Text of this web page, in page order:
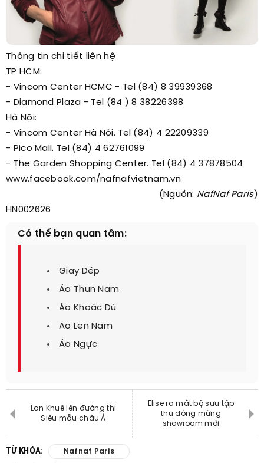
Thông tin chi tiết liên hệ
TP HCM:
- Vincom Center HCMC - Tel (84) 8 39939368
- Diamond Plaza - Tel (84 ) 8 38226398
Hà Nội:
- Vincom Center Hà Nội. Tel (84) 4 22209339
- Pico Mall. Tel (84) 4 62761099
- The Garden Shopping Center. Tel (84) 4 37878504
www.facebook.com/nafnafvietnam.vn
(Nguồn: NafNaf Paris)
HN002626
Có thể bạn quan tâm:
Giay Dép
Áo Thun Nam
Áo Khoác Dù
Ao Len Nam
Áo Ngực
Lan Khuê lên đường thi
Siêu mẫu châu Á
Elise ra mắt bộ sưu tập
thu đông mừng
showroom mới
TỪ KHÓA: Nafnaf Paris